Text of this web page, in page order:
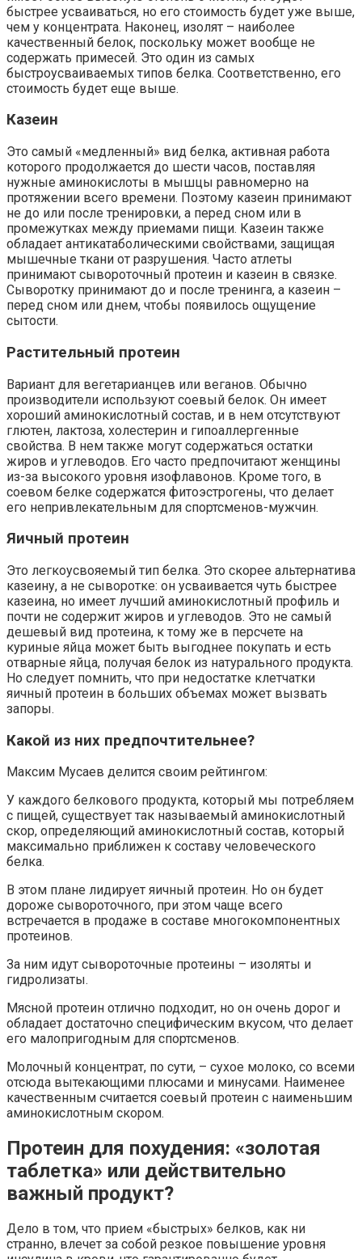
быстрее усваиваться, но его стоимость будет уже выше,
чем у концентрата. Наконец, изолят – наиболее
качественный белок, поскольку может вообще не
содержать примесей. Это один из самых
быстроусваиваемых типов белка. Соответственно, его
стоимость будет еще выше.
Казеин
Это самый «медленный» вид белка, активная работа
которого продолжается до шести часов, поставляя
нужные аминокислоты в мышцы равномерно на
протяжении всего времени. Поэтому казеин принимают
не до или после тренировки, а перед сном или в
промежутках между приемами пищи. Казеин также
обладает антикатаболическими свойствами, защищая
мышечные ткани от разрушения. Часто атлеты
принимают сывороточный протеин и казеин в связке.
Сыворотку принимают до и после тренинга, а казеин –
перед сном или днем, чтобы появилось ощущение
сытости.
Растительный протеин
Вариант для вегетарианцев или веганов. Обычно
производители используют соевый белок. Он имеет
хороший аминокислотный состав, и в нем отсутствуют
глютен, лактоза, холестерин и гипоаллергенные
свойства. В нем также могут содержаться остатки
жиров и углеводов. Его часто предпочитают женщины
из-за высокого уровня изофлавонов. Кроме того, в
соевом белке содержатся фитоэстрогены, что делает
его непривлекательным для спортсменов-мужчин.
Яичный протеин
Это легкоусвояемый тип белка. Это скорее альтернатива
казеину, а не сыворотке: он усваивается чуть быстрее
казеина, но имеет лучший аминокислотный профиль и
почти не содержит жиров и углеводов. Это не самый
дешевый вид протеина, к тому же в персчете на
куриные яйца может быть выгоднее покупать и есть
отварные яйца, получая белок из натурального продукта.
Но следует помнить, что при недостатке клетчатки
яичный протеин в больших объемах может вызвать
запоры.
Какой из них предпочтительнее?
Максим Мусаев делится своим рейтингом:
У каждого белкового продукта, который мы потребляем
с пищей, существует так называемый аминокислотный
скор, определяющий аминокислотный состав, который
максимально приближен к составу человеческого
белка.
В этом плане лидирует яичный протеин. Но он будет
дороже сывороточного, при этом чаще всего
встречается в продаже в составе многокомпонентных
протеинов.
За ним идут сывороточные протеины – изоляты и
гидролизаты.
Мясной протеин отлично подходит, но он очень дорог и
обладает достаточно специфическим вкусом, что делает
его малопригодным для спортсменов.
Молочный концентрат, по сути, – сухое молоко, со всеми
отсюда вытекающими плюсами и минусами. Наименее
качественным считается соевый протеин с наименьшим
аминокислотным скором.
Протеин для похудения: «золотая
таблетка» или действительно
важный продукт?
Дело в том, что прием «быстрых» белков, как ни
странно, влечет за собой резкое повышение уровня